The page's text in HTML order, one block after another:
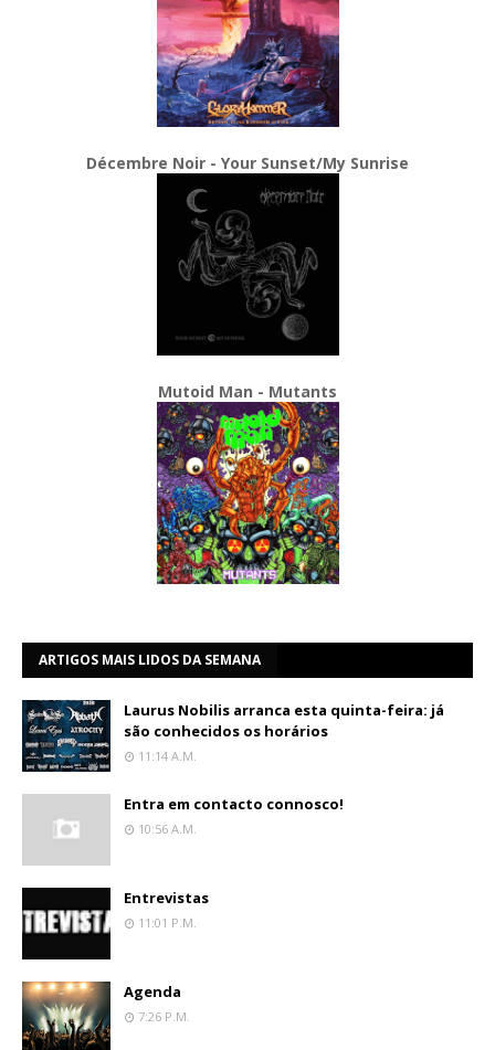
Décembre Noir - Your Sunset/My Sunrise
Mutoid Man - Mutants
ARTIGOS MAIS LIDOS DA SEMANA
Laurus Nobilis arranca esta quinta-feira: já
são conhecidos os horários
11:14 A.m.
Entra em contacto connosco!
10:56 A.m.
Entrevistas
11:01 P.m.
Agenda
7:26 P.m.